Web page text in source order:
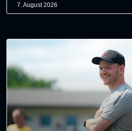
7. August 2026